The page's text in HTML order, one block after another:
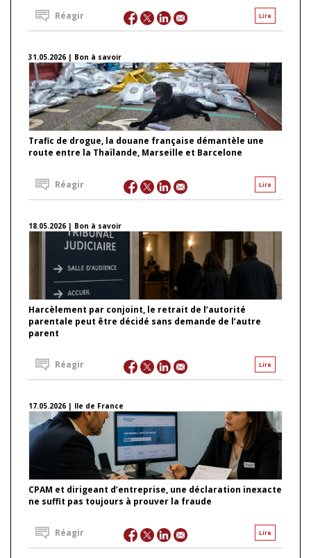
Lire
Réagir
31.05.2026 | Bon à savoir
Trafic de drogue, la douane française démantèle une
route entre la Thaïlande, Marseille et Barcelone
Lire
Réagir
18.05.2026 | Bon à savoir
Harcèlement par conjoint, le retrait de l’autorité
parentale peut être décidé sans demande de l’autre
parent
Lire
Réagir
17.05.2026 | Ile de France
CPAM et dirigeant d’entreprise, une déclaration inexacte
ne suffit pas toujours à prouver la fraude
Lire
Réagir